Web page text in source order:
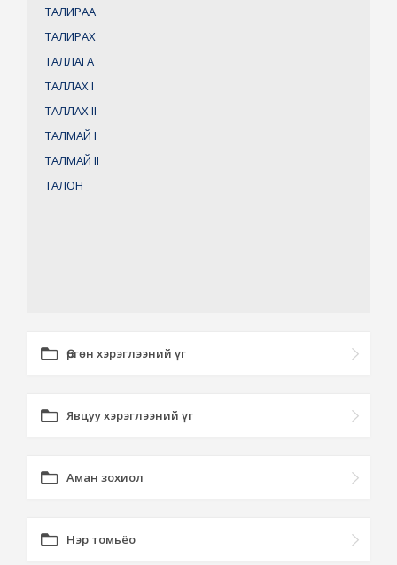
ТАЛИРАА
ТАЛИРАХ
ТАЛЛАГА
ТАЛЛАХI
ТАЛЛАХII
ТАЛМАЙ I
ТАЛМАЙ II
ТАЛОН
Өргөн хэрэглээний үг
Явцуу хэрэглээний үг
Аман зохиол
Нэр томьёо